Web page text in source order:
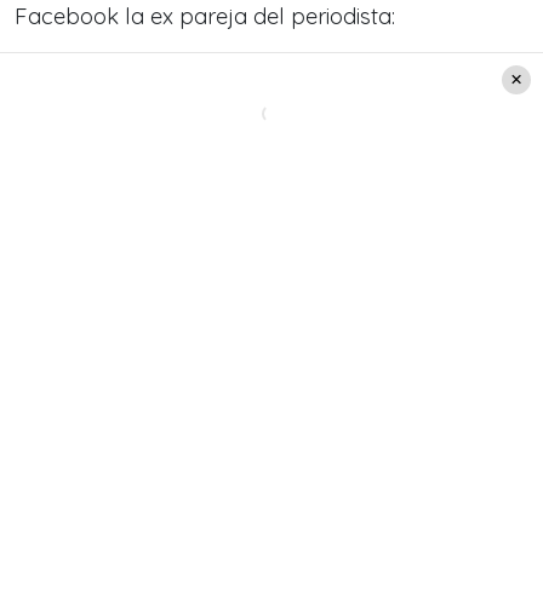
Facebook la ex pareja del periodista:
“Nunca me imaginé en la vida que tendría que
Lo hice una vez por una gran